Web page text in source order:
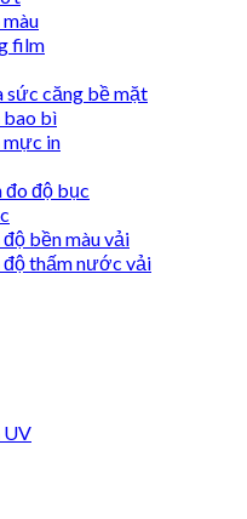
film
sức căng bề mặt
bì
in
đo độ bục
bền màu vải
thấm nước vải
UV